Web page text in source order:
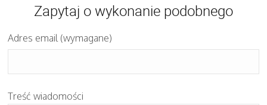
Zapytaj o wykonanie podobnego
Adres email (wymagane)
Treść wiadomości